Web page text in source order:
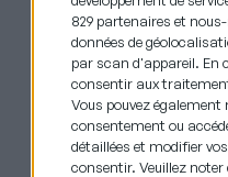
829 partenaires et
données de
par scan d'appareil. En
consentir aux
Vous pouvez également
consentement ou
détaillées et modifier
consentir. Veuillez
peu nombreuses à
seulement, tous
une démarche pour
baromètre, «les
des seniors sont
partie intériorisées
concernées. »